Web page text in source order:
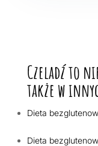
Czeladź to
także w
Dieta
Dieta